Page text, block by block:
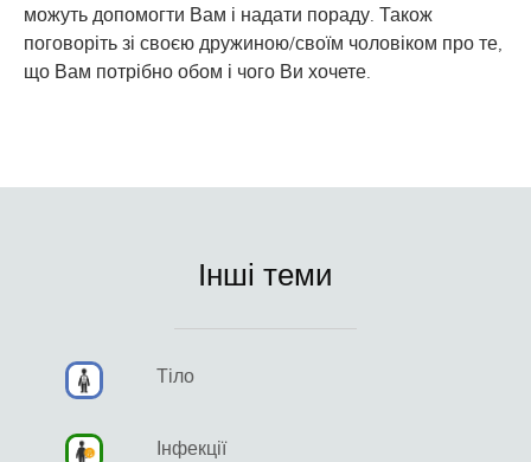
можуть допомогти Вам і надати пораду. Також
поговоріть зі своєю дружиною/своїм чоловіком про те,
що Вам потрібно обом і чого Ви хочете.
Інші теми
Тіло
Інфекції